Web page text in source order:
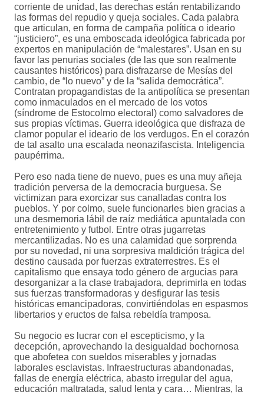
corriente de unidad, las derechas están rentabilizando
las formas del repudio y queja sociales. Cada palabra
que articulan, en forma de campaña política o ideario
“justiciero”, es una emboscada ideológica fabricada por
expertos en manipulación de “malestares”. Usan en su
favor las penurias sociales (de las que son realmente
causantes históricos) para disfrazarse de Mesías del
cambio, de “lo nuevo” y de la “salida democrática”.
Contratan propagandistas de la antipolítica se presentan
como inmaculados en el mercado de los votos
(síndrome de Estocolmo electoral) como salvadores de
sus propias víctimas. Guerra ideológica que disfraza de
clamor popular el ideario de los verdugos. En el corazón
de tal asalto una escalada neonazifascista. Inteligencia
paupérrima.
Pero eso nada tiene de nuevo, pues es una muy añeja
tradición perversa de la democracia burguesa. Se
victimizan para exorcizar sus canalladas contra los
pueblos. Y por colmo, suele funcionarles bien gracias a
una desmemoria lábil de raíz mediática apuntalada con
entretenimiento y futbol. Entre otras jugarretas
mercantilizadas. No es una calamidad que sorprenda
por su novedad, ni una sorpresiva maldición trágica del
destino causada por fuerzas extraterrestres. Es el
capitalismo que ensaya todo género de argucias para
desorganizar a la clase trabajadora, deprimirla en todas
sus fuerzas transformadoras y desfigurar las tesis
históricas emancipadoras, convirtiéndolas en espasmos
libertarios y eructos de falsa rebeldía tramposa.
Su negocio es lucrar con el escepticismo, y la
decepción, aprovechando la desigualdad bochornosa
que abofetea con sueldos miserables y jornadas
laborales esclavistas. Infraestructuras abandonadas,
fallas de energía eléctrica, abasto irregular del agua,
educación maltratada, salud lenta y cara… Mientras, la